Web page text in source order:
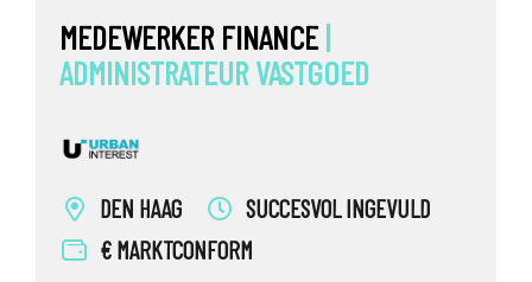
MEDEWERKER FINANCE|
ADMINISTRATEUR VASTGOED
DEN HAAG
SUCCESVOL INGEVULD
€ MARKTCONFORM